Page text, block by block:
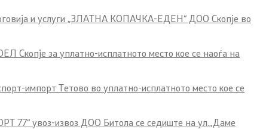
и услуги „ЗЛАТНА КОПАЧКА-ЕДЕН“ ДОО Скопје во
за уплатно-исплатното место кое се наоѓа на
импорт Тетово во уплатно-исплатното место кое се
77“ увоз-извоз ДОО Битола се седиште на ул.„Даме